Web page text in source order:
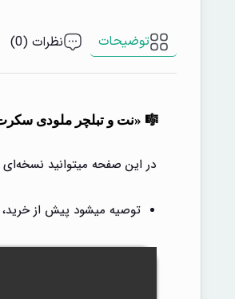
توضیحات نظرات (0)
🎼 «نت و تبلچر ملودی
در این صفحه میتوانید
توصیه میشود پیش از